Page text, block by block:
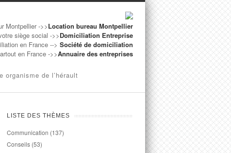
Montpellier ->>Location bureau Montpellier
siège social ->>Domiciliation Entreprise
en France --> Société de domiciliation
en France ->>Annuaire des entreprises
organisme de l’hérault
LISTE DES THÈMES
Communication (137)
Conseils (53)